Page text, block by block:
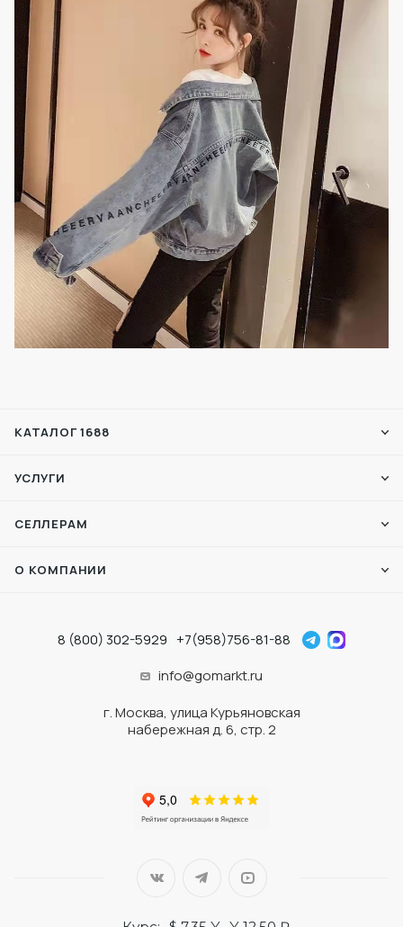
КАТАЛОГ 1688
УСЛУГИ
СЕЛЛЕРАМ
О КОМПАНИИ
8 (800) 302-5929 +7(958)756-81-88
info@gomarkt.ru
г. Москва, улица Курьяновская
набережная д. 6, стр. 2